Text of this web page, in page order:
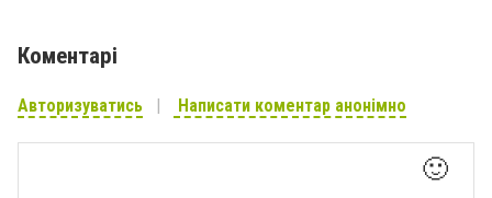
Коментарі
Авторизуватись Написати коментар анонімно
🙂